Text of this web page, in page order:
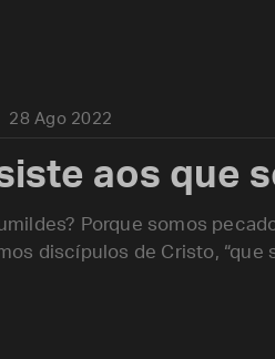
28 Ago 2022
aos que
Porque somos
discípulos de Cristo, “que